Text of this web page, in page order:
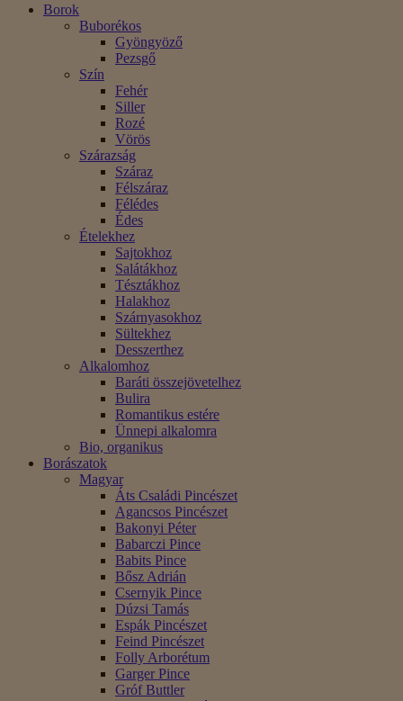
Borok
Buborékos
Gyöngyöző
Pezsgő
Szín
Fehér
Siller
Rozé
Vörös
Szárazság
Száraz
Félszáraz
Félédes
Édes
Ételekhez
Sajtokhoz
Salátákhoz
Tésztákhoz
Halakhoz
Szárnyasokhoz
Sültekhez
Desszerthez
Alkalomhoz
Baráti összejövetelhez
Bulira
Romantikus estére
Ünnepi alkalomra
Bio, organikus
Borászatok
Magyar
Áts Családi Pincészet
Agancsos Pincészet
Bakonyi Péter
Babarczi Pince
Babits Pince
Bősz Adrián
Csernyik Pince
Dúzsi Tamás
Espák Pincészet
Feind Pincészet
Folly Arborétum
Garger Pince
Gróf Buttler